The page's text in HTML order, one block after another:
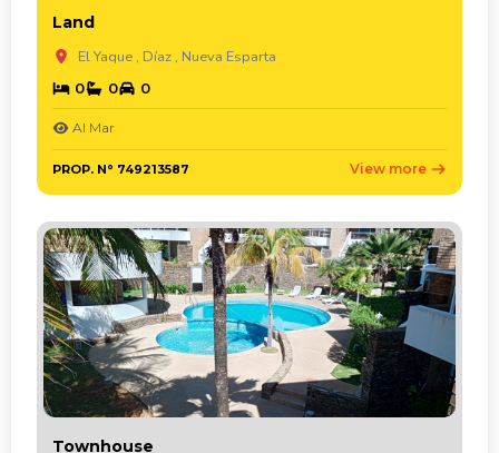
Land
El Yaque , Díaz , Nueva Esparta
0 0 0
Al Mar
PROP. N° 749213587 View more
Townhouse